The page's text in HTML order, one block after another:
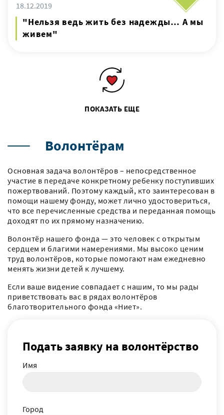
18.12.2019
"Нельзя ведь жить без надежды… А мы
живем"
ПОКАЗАТЬ ЕЩЕ
Волонтёрам
Основная задача волонтёров – непосредственное
участие в передаче конкретному ребенку поступивших
пожертвований. Поэтому каждый, кто заинтересован в
помощи нашему фонду, может лично удостовериться,
что все перечисленные средства и переданная помощь
доходят по их прямому назначению.
Волонтёр нашего фонда — это человек с открытым
сердцем и благими намерениями. Мы высоко ценим
труд волонтёров, которые помогают нам ежедневно
менять жизни детей к лучшему.
Если ваше видение совпадает с нашим, то мы рады
приветствовать вас в рядах волонтёров
благотворительного фонда «Ниет».
Подать заявку на волонтёрство
Имя
Город